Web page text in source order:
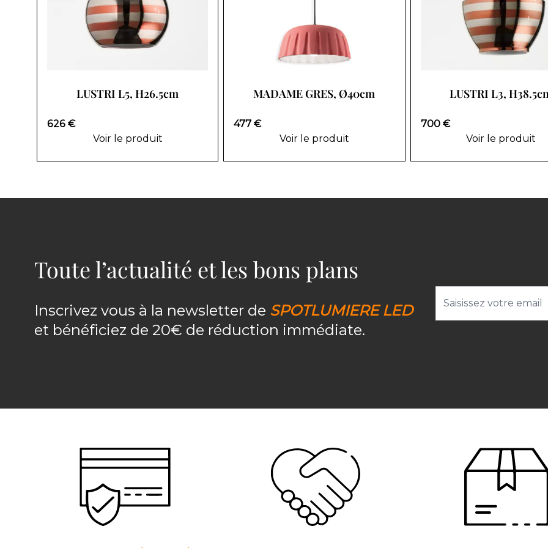
LUSTRI L5, H26.5cm
626 €
Voir le produit
MADAME GRES, Ø40cm
477 €
Voir le produit
LUSTRI L3,
700 €
Voir le produit
Toute l’actualité et les bons plans
Inscrivez vous à la newsletter de SPOTLUMIERE LED
et bénéficiez de 20€ de réduction immédiate.